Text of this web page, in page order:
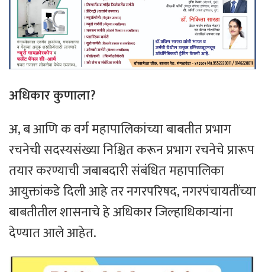
अधिकार कुणाला?
अ, ब आणि क वर्ग महापालिकांच्या बाबतीत प्रभाग
रचनेची सदस्यसंख्या निश्चित करून प्रभाग रचनेचे प्रारूप
तयार करण्याची जबाबदारी संबंधित महापालिका
आयुक्तांकडे दिली आहे तर नगरपरिषद, नगरपंचायतींच्या
बाबतीतील शासनाचे हे अधिकार जिल्हाधिकाऱ्यांना
देण्यात आले आहेत.